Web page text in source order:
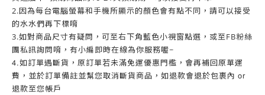
2.因為每台電腦螢幕和手機所顯示的顏色會有點不同，請可以接受
的水水們再下標唷
3.如對商品尺寸有疑問，可至右下角藍色小視窗點選，或至FB粉絲
團私訊詢問唷，有小編即時在線為你服務喔~
4.如訂單遇斷貨，原訂單若未滿免運優惠門檻，會再補回原單運
費，並於訂單備註並幫您取消斷貨商品，如退款會退於包裹內 or
退款至您帳戶